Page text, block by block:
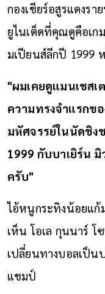
กองเชียร์อสูรแดงรา
ยูไนเต็ดที่คุณดูคือเก
มเปียนส์ลีกปี 1999
"ผมเคยดูแมนเชสเ
ความทรงจำแรกข
มหัศจรรย์ในนัดชิง
1999 กับบาเยิร์น
ครับ"
ไอ้หนูกระทิงน้อยแก้
เห็น โอเล กุนนาร์ โ
เปลี่ยนทางบอลเป็น
แชมป์